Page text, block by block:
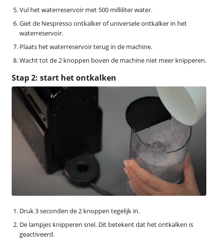
Vul het waterreservoir met 500 milliliter water.
Giet de Nespresso ontkalker of universele ontkalker in het
waterreservoir.
Plaats het waterreservoir terug in de machine.
Wacht tot de 2 knoppen boven de machine niet meer knipperen.
Stap 2: start het ontkalken
Druk 3 seconden de 2 knoppen tegelijk in.
De lampjes knipperen snel. Dit betekent dat het ontkalken is
geactiveerd.